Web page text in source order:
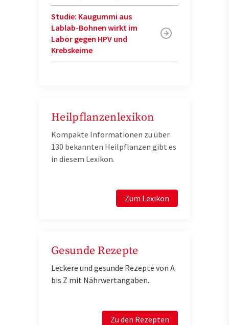
Studie: Kaugummi aus
Lablab-Bohnen wirkt im
Labor gegen HPV und
Krebskeime
Heilpflanzenlexikon
Kompakte Informationen zu über
130 bekannten Heilpflanzen gibt es
in diesem Lexikon.
Zum Lexikon
Gesunde Rezepte
Leckere und gesunde Rezepte von A
bis Z mit Nährwertangaben.
Zu den Rezepten